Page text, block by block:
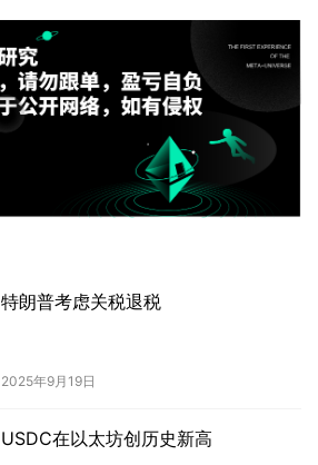
特朗普考虑关税退税
2025年9月19日
USDC在以太坊创历史新高